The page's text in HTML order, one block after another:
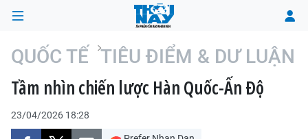
TRANG CHỦ
THỜI SỰ
QUỐC TẾ TIÊU ĐIỂM & DƯ LUẬN
Tầm nhìn chiến lược Hàn Quốc-Ấn Độ
23/04/2026 18:28